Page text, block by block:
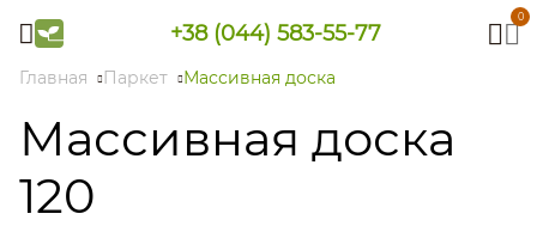
+38 (044) 583-55-77
0
Главная Паркет Массивная доска
Массивная доска
120